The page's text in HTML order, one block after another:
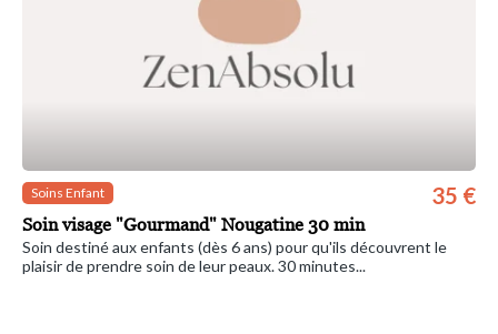
Soins Enfant
Soin visage "Gourmand" Nougatine 30 min
35 €
Soin destiné aux enfants (dès 6 ans) pour qu'ils découvrent le
plaisir de prendre soin de leur peaux. 30 minutes...